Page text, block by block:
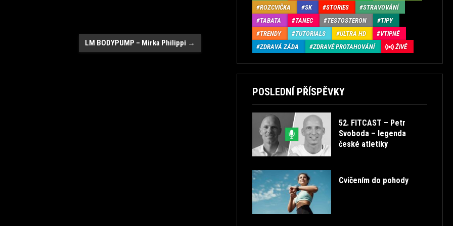
LM BODYPUMP – Mirka Philippi →
ROZCVIČKA
SK STORIES
STRAVOVÁNÍ
TABATA
TANEC TESTOSTERON
TIPY
TRENDY
TUTORIALS ULTRA HD
VTIPNÉ
ZDRAVÁ ZÁDA
ZDRAVÉ PROTAHOVÁNÍ ŽIVĚ
POSLEDNÍ PŘÍSPĚVKY
52. FITCAST – Petr
Svoboda – legenda
české atletiky
Cvičením do pohody